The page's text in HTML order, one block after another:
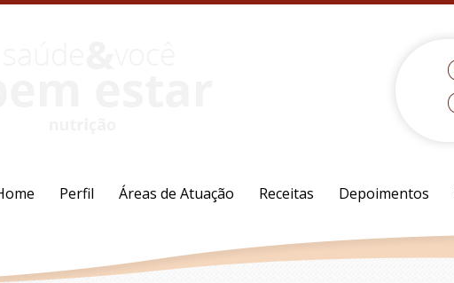
Perfil Áreas de Atuação Receitas Depoimentos